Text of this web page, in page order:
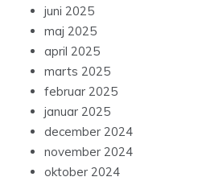
juni 2025
maj 2025
april 2025
marts 2025
februar 2025
januar 2025
december 2024
november 2024
oktober 2024